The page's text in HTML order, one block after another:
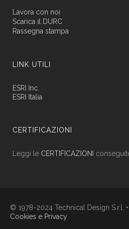
Lavora con noi
Scarica il DURC
Rassegna stampa
LINK UTILI
ESRI Inc.
ESRI Italia
CERTIFICAZIONI
Leggi le CERTIFICAZIONI
© 1978-2024 Technical Design S.r.l.
Cookies e Privacy